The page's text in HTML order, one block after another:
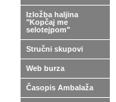
Izložba haljina
"Kopčaj me
selotejpom"
Stručni skupovi
Web burza
Časopis Ambalaža